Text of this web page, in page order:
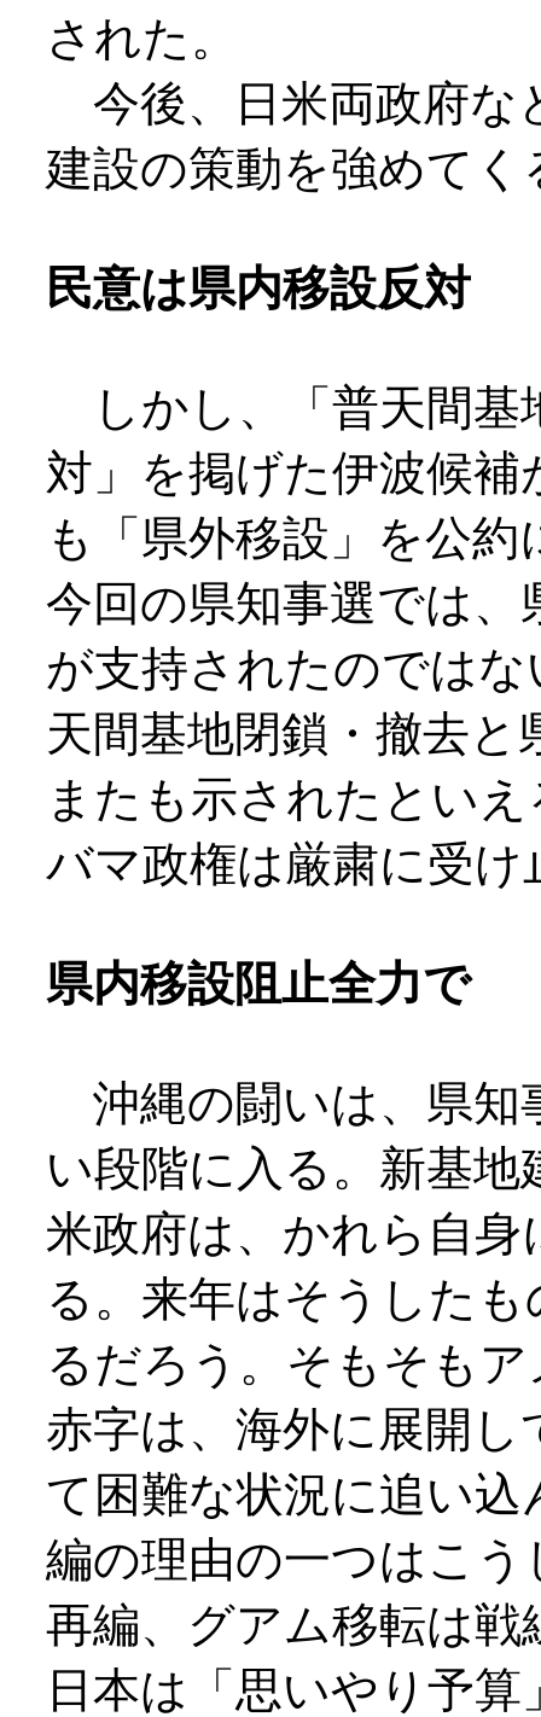
された。
今後、日米両政府な
建設の策動を強めてく
民意は県内移設反対
しかし、「普天間基
対」を掲げた伊波候
も「県外移設」を公
今回の県知事選では、
が支持されたのでは
天間基地閉鎖・撤去
またも示されたとい
バマ政権は厳粛に受
県内移設阻止全力で
沖縄の闘いは、県知
い段階に入る。新基
米政府は、かれら自
る。来年はそうした
るだろう。そもそも
赤字は、海外に展開
て困難な状況に追い
編の理由の一つはこ
再編、グアム移転は
日本は「思いやり予